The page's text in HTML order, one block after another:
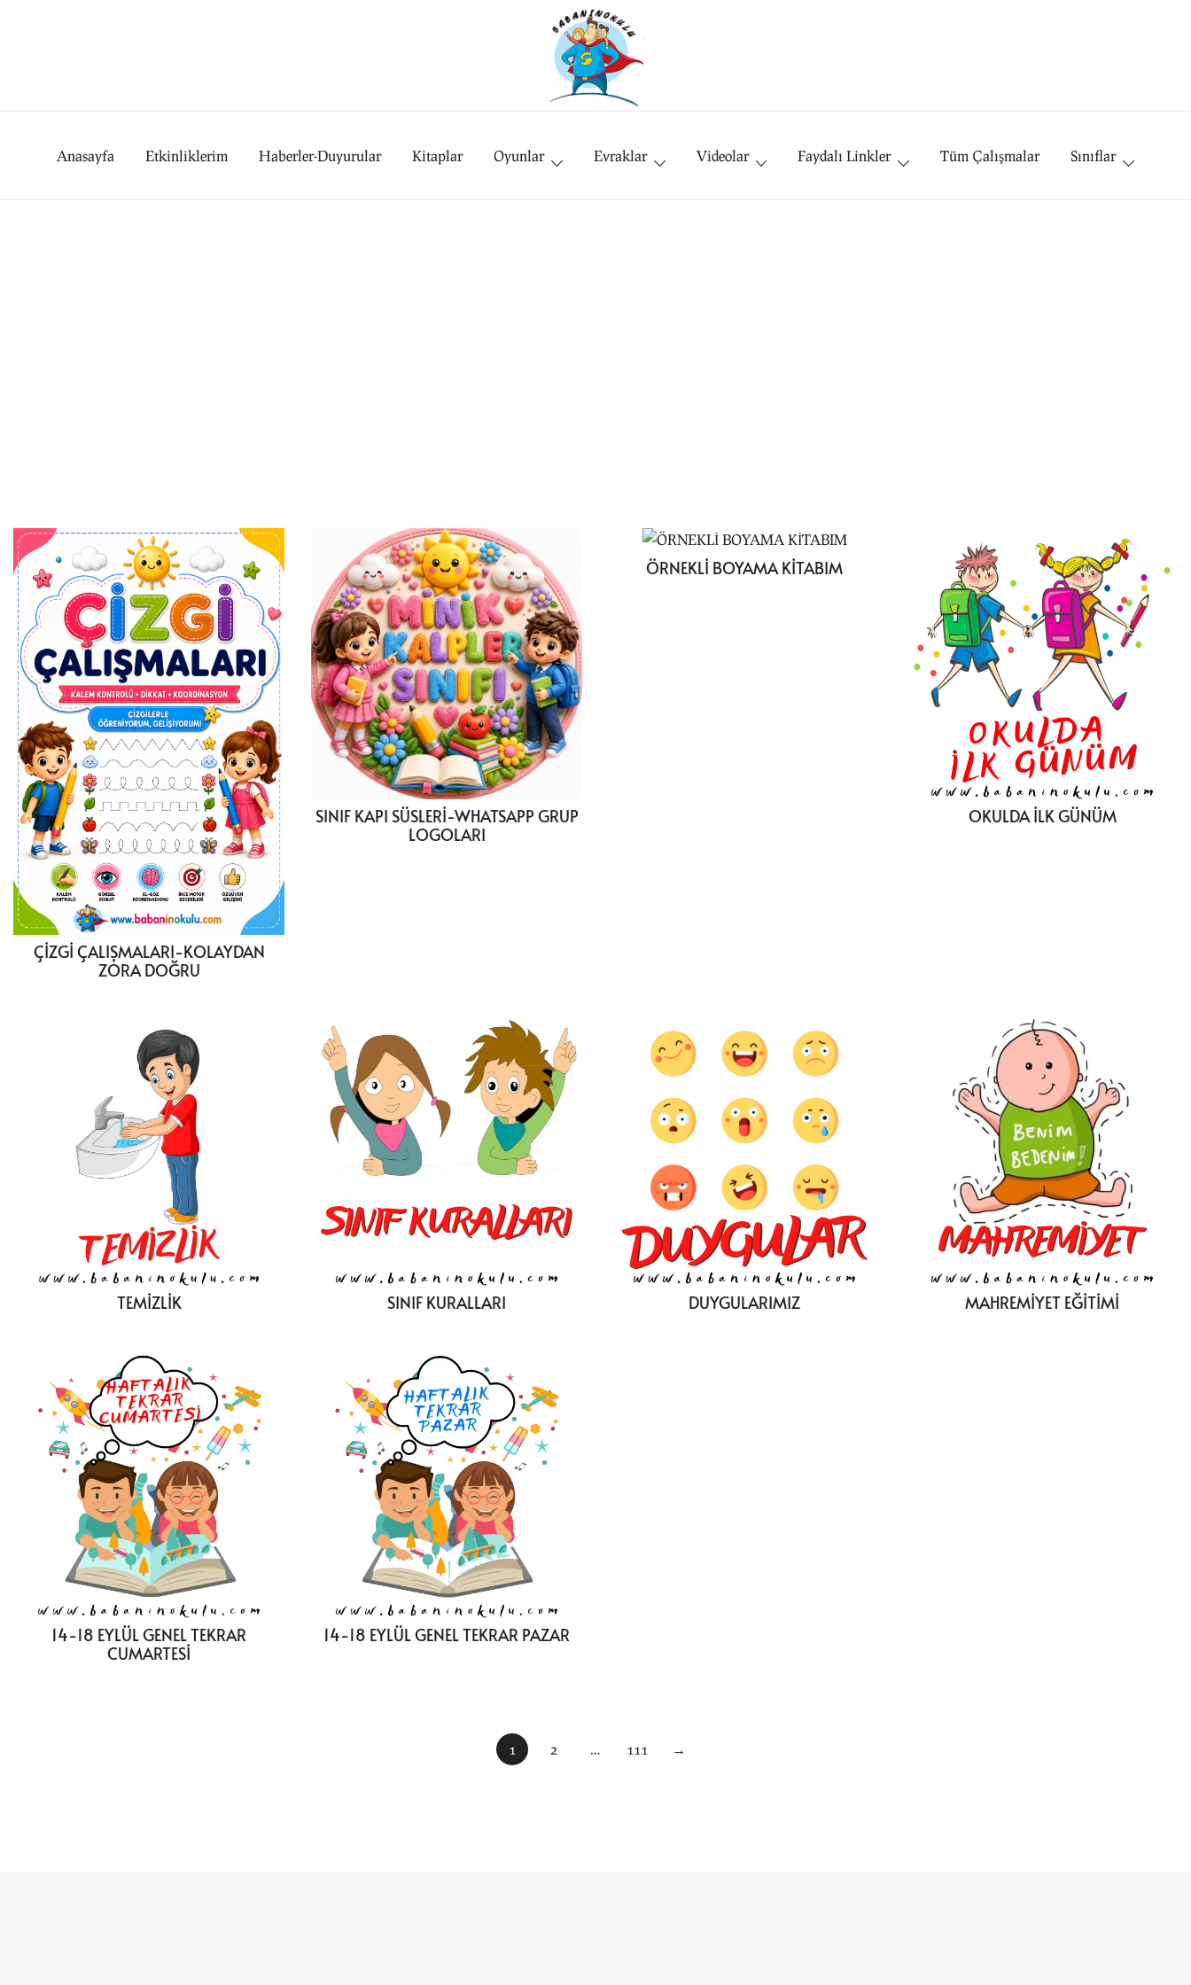
Anasayfa
Etkinliklerim Haberler-Duyurular Kitaplar Oyunlar Evraklar Videolar Faydalı Linkler Tüm Çalışmalar Sınıflar
ÇİZGİ ÇALIŞMALARI-KOLAYDAN
ZORA DOĞRU
SINIF KAPI SÜSLERİ-WHATSAPP GRUP
LOGOLARI
ÖRNEKLİ BOYAMA KİTABIM
OKULDA İLK GÜNÜM
TEMİZLİK SINIF KURALLARI DUYGULARIMIZ MAHREMİYET EĞİTİMİ
14-18 EYLÜL GENEL TEKRAR
CUMARTESİ
14-18 EYLÜL GENEL TEKRAR PAZAR
1 2 … 111 →